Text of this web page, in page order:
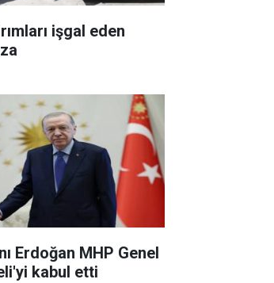
işgal eden
Erdoğan MHP Genel
kabul etti